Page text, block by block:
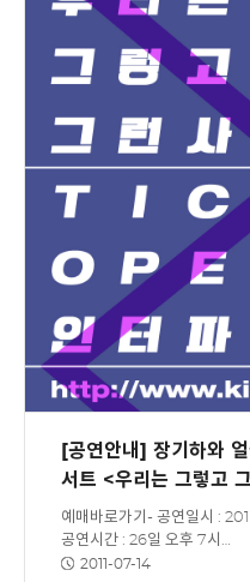
[공연안내] 장기하와
서트 <우리는 그렇고
예매바로가기- 공연일시 :
공연시간 : 26일 오후 7시…
2011-07-14